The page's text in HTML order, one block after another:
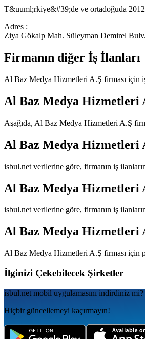
T&uuml;rkiye&#39;de ve ortadoğuda
Adres :
Ziya Gökalp Mah. Süleyman Demirel
Firmanın diğer İş İlanları
Al Baz Medya Hizmetleri A.Ş firması için
Al Baz Medya Hizmetleri
Aşağıda, Al Baz Medya Hizmetleri A.Ş
Al Baz Medya Hizmetleri
isbul.net verilerine göre, firmanın iş
Al Baz Medya Hizmetleri
isbul.net verilerine göre, firmanın iş
Al Baz Medya Hizmetleri
Al Baz Medya Hizmetleri A.Ş firması için
İlginizi Çekebilecek Şirketler
isbul.net mobil uygulamаsını indirdiniz mi?
Hiçbir güncellemeyi kaçırmayın!